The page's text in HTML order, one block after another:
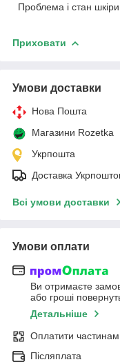
Проблема і стан шкіри
Приховати
Умови доставки
Нова Пошта
Магазини Rozetka
Укрпошта
Доставка
Всі умови доставки
Умови оплати
Ви отримаєте
або гроші
Детальніше
Оплатити
Післяплата